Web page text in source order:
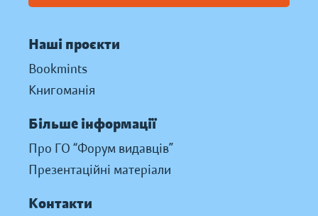
Наші проєкти
Bookmints
Книгоманія
Більше інформації
Про ГО “Форум видавців”
Презентаційні матеріали
Контакти